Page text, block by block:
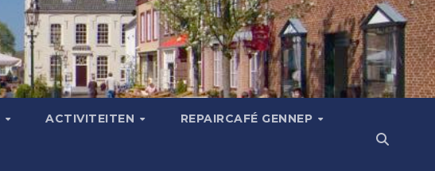
ACTIVITEITEN REPAIRCAFÉ GENNEP